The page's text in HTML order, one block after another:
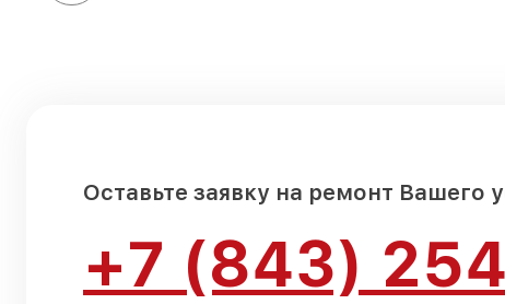
Оставьте заявку на ремонт Вашего
+7 (843)